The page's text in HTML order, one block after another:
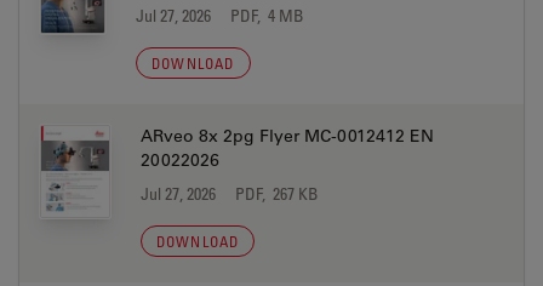
Jul 27, 2026 PDF, 4 MB
DOWNLOAD
ARveo 8x 2pg Flyer MC-0012412 EN
20022026
Jul 27, 2026 PDF, 267 KB
DOWNLOAD